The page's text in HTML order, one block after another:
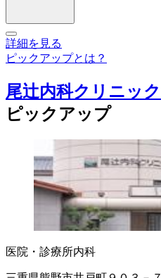
詳細を見る
ピックアップとは？
尾辻内科クリニック
ピックアップ
医院・診療所内科